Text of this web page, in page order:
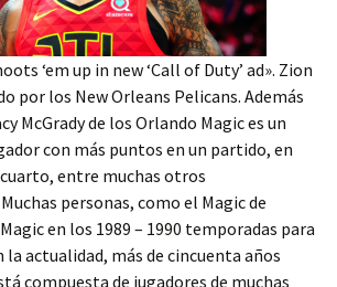
‘em up in new ‘Call of Duty’ ad». Zion
por los New Orleans Pelicans. Además
McGrady de los Orlando Magic es un
con más puntos en un partido, en
entre muchas otros
personas, como el Magic de
en los 1989 – 1990 temporadas para
la actualidad, más de cincuenta años
compuesta de jugadores de muchas